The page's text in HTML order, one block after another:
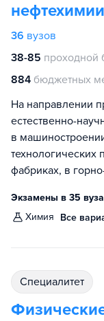
36 вузов
38-85 проходной
884 бюджетных
На направлении
естественно-
в
технологических
фабриках, в
Экзамены в 35
химия
Все
специалитет